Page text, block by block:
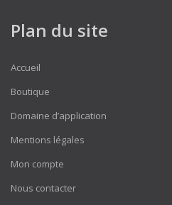
Plan du site
Accueil
Boutique
Domaine d’application
Mentions légales
Mon compte
Nous contacter